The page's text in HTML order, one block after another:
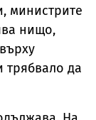
министрите
нищо,
трябвало да